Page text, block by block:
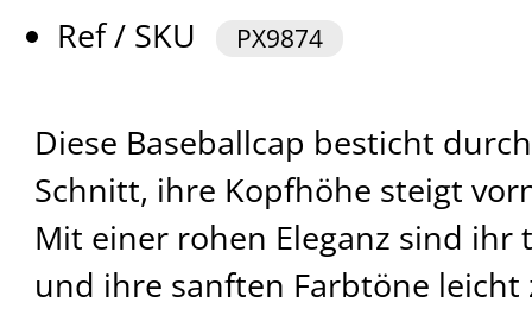
Ref / SKU
PX9874
Diese Baseballcap besticht
Schnitt, ihre Kopfhöhe steigt
Mit einer rohen Eleganz sind ihr
und ihre sanften Farbtöne